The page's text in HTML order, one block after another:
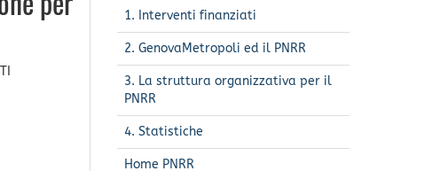
per
1. Interventi finanziati
2. GenovaMetropoli ed il PNRR
3. La struttura organizzativa per il
PNRR
4. Statistiche
Home PNRR